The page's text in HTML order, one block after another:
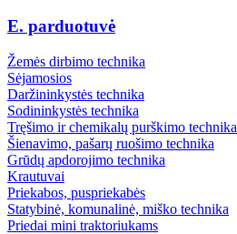
E. parduotuvė
Žemės dirbimo technika
Sėjamosios
Daržininkystės technika
Sodininkystės technika
Tręšimo ir chemikalų purškimo technika
Šienavimo, pašarų ruošimo technika
Grūdų apdorojimo technika
Krautuvai
Priekabos, puspriekabės
Statybinė, komunalinė, miško technika
Priedai mini traktoriukams